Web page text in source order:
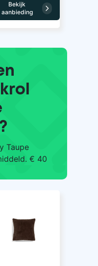
Bekijk
aanbieding
Taupe
€ 40